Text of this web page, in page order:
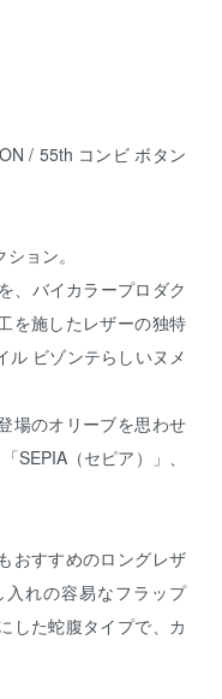
/ 55th コンビ ボタン
ョン。
、バイカラープロダク
を施したレザーの独特
ル ビゾンテらしいヌメ
場のオリーブを思わせ
SEPIA（セピア）」、
おすすめのロングレザ
れの容易なフラップ
した蛇腹タイプで、カ